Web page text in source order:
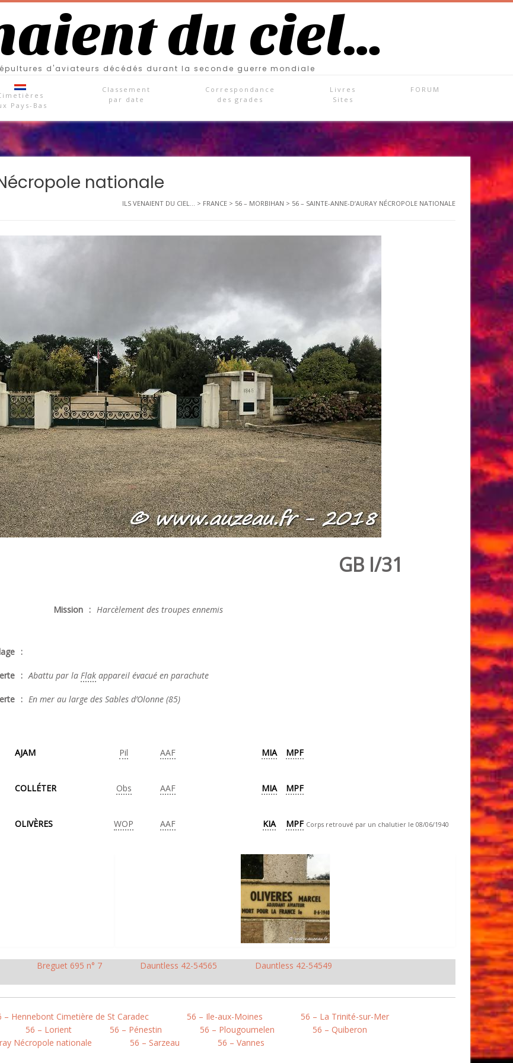
du ciel…
d'aviateurs décédés durant la seconde guerre mondiale
Pays-Bas
Classement
par date
Correspondance
des grades
Livres
Sites
FORUM
nationale
ILS VENAIENT DU CIEL... > FRANCE > 56 – MORBIHAN > 56 – SAINTE-ANNE-D’AURAY NÉCROPOLE NATIONALE
GB I/31
Mission : Harcèlement des troupes ennemis
:
: Abattu par la Flak appareil évacué en parachute
: En mer au large des Sables d’Olonne (85)
AJAM Pil AAF MIA MPF
COLLÉTER Obs AAF MIA MPF
OLIVÈRES WOP AAF KIA MPF Corps retrouvé par un chalutier le 08/06/1940
Breguet 695 n° 7 Dauntless 42-54565 Dauntless 42-54549
– Hennebont Cimetière de St Caradec 56 – Ile-aux-Moines
56 – La Trinité-sur-Mer
56 – Lorient 56 – Pénestin 56 – Plougoumelen
56 – Quiberon
Nécropole nationale 56 – Sarzeau 56 – Vannes